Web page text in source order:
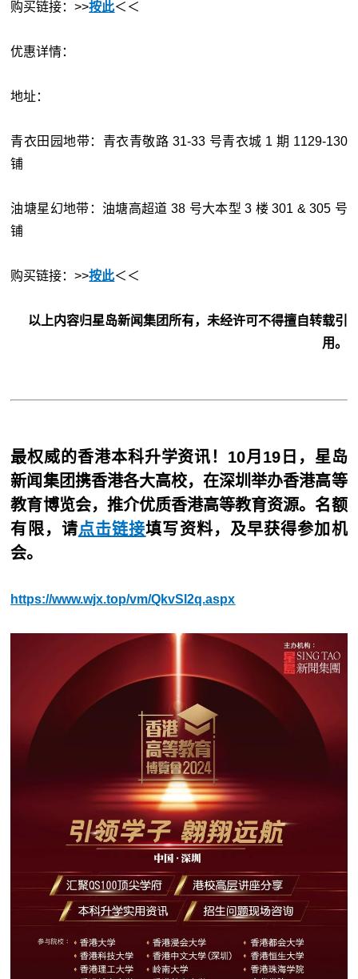
购买链接：>>按此＜＜
优惠详情：
地址：
青衣田园地带：青衣青敬路 31-33 号青衣城 1 期 1129-130
铺
油塘星幻地带：油塘高超道 38 号大本型 3 楼 301 & 305 号
铺
购买链接：>>按此＜＜
以上内容归星岛新闻集团所有，未经许可不得擅自转载引
用。
最权威的香港本科升学资讯！10月19日，星岛
新闻集团携香港各大高校，在深圳举办香港高等
教育博览会，推介优质香港高等教育资源。名额
有限，请点击链接填写资料，及早获得参加机
会。
https://www.wjx.top/vm/QkvSl2q.aspx